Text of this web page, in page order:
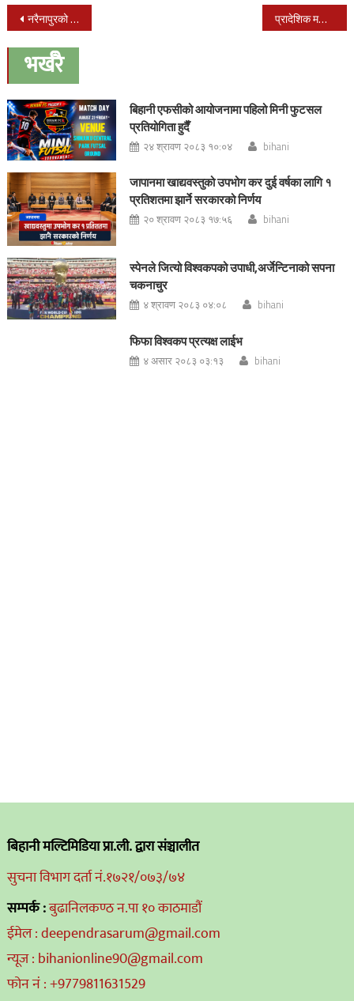
Post
navigation
नरैनापुरको कट्कुइँयामा क्रिकेट टुर्नामेन्ट शुरु प्रादेशिक महोत्सव नेपालगन्जमा खुमन अधिकारीले दर्शकलाई नचाउँनु नचाए
भर्खरै
बिहानी एफसीको आयोजनामा पहिलो मिनी फुटसल
प्रतियोगिता हुदैँ
२४ श्रावण २०८३ १०:०४ bihani
जापानमा खाद्यवस्तुको उपभोग कर दुई वर्षका लागि १
प्रतिशतमा झार्ने सरकारको निर्णय
२० श्रावण २०८३ १७:५६ bihani
स्पेनले जित्यो विश्वकपको उपाधी,अर्जेन्टिनाको सपना
चकनाचुर
४ श्रावण २०८३ ०४:०८ bihani
फिफा विश्वकप प्रत्यक्ष लाईभ
४ असार २०८३ ०३:१३ bihani
बिहानी मल्टिमिडिया प्रा.ली. द्वारा संञ्चालीत
सुचना विभाग दर्ता नं.१७२१/०७३/७४
सम्पर्क :बुढानिलकण्ठ न.पा १० काठमाडौं
ईमेल : deependrasarum@gmail.com
न्यूज : bihanionline90@gmail.com
फोन नं : +9779811631529